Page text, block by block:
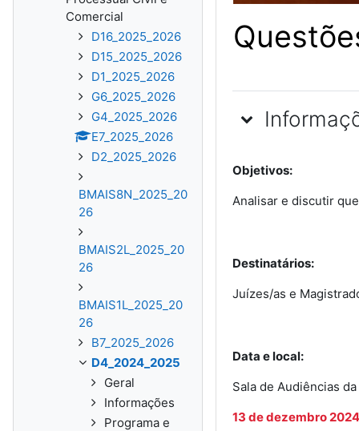
Objetivos:
Analisar e discutir
Destinatários:
Juízes/as e
Data e local:
Sala de Audiências
13 de dezembro 2024
Comercial
D16_2025_2026
D15_2025_2026
D1_2025_2026
G6_2025_2026
G4_2025_2026
E7_2025_2026
D2_2025_2026
BMAIS8N_2025_20
26
BMAIS2L_2025_20
26
BMAIS1L_2025_20
26
B7_2025_2026
D4_2024_2025
Geral
Informações
Programa e